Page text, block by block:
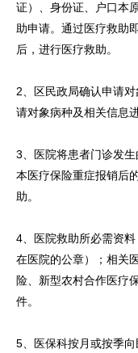
证）、身份证、户口本
助申请。通过医疗救助
后，进行医疗救助。
2、区民政局确认申请
请对象病种及相关信息
3、医院将患者门诊发
本医疗保险重症报销后
助。
4、医院救助所必需资
在医院的公章）；相关
险、新型农村合作医疗
件。
5、医保科按月或按季